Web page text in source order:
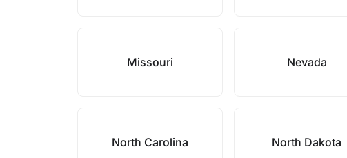
Missouri Nevada
North Carolina North Dakota